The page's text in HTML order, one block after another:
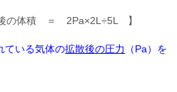
の体積 ＝ 2Pa×2L÷5L 】
ている気体の拡散後の圧力
（Pa）を